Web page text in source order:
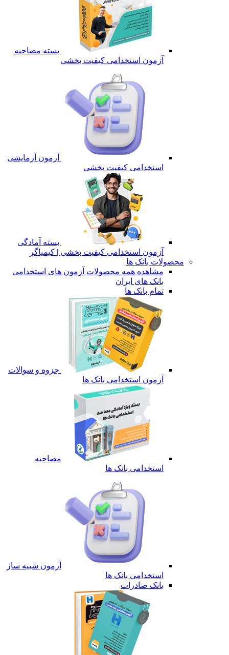
بسته مصاحبه
آزمون استخدامی کیفیت بخشی
آزمون آزمایشی
استخدامی کیفیت بخشی
بسته آمادگی
آزمون استخدامی کیفیت بخشی | کیمیاگر
محصولات بانک ها
مشاهده همه محصولات آزمون های استخدامی
بانک های ایران
تمام بانک ها
جزوه و سوالات
آزمون استخدامی بانک ها
مصاحبه
استخدامی بانک ها
آزمون شبیه ساز
استخدامی بانک ها
بانک صادرات